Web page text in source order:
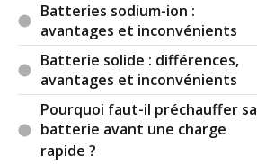
Batteries sodium-ion :
avantages et inconvénients
Batterie solide : différences,
avantages et inconvénients
Pourquoi faut-il préchauffer sa
batterie avant une charge
rapide ?